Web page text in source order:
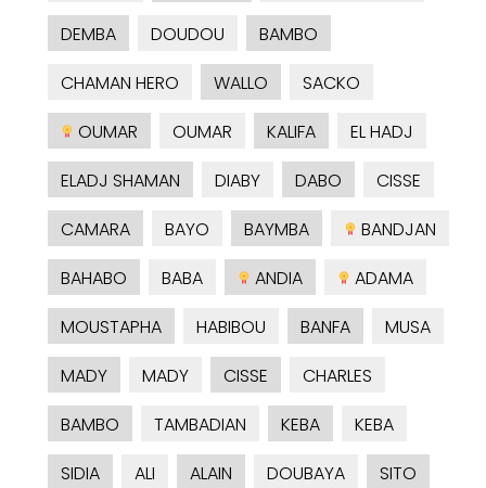
DEMBA
DOUDOU
BAMBO
CHAMAN HERO
WALLO
SACKO
OUMAR
OUMAR KALIFA
EL HADJ
ELADJ SHAMAN
DIABY DABO
CISSE
CAMARA
BAYO BAYMBA
BANDJAN
BAHABO
BABA ANDIA
ADAMA
MOUSTAPHA
HABIBOU BANFA
MUSA
MADY
MADY CISSE
CHARLES
BAMBO
TAMBADIAN KEBA
KEBA
SIDIA
ALI ALAIN DOUBAYA
SITO